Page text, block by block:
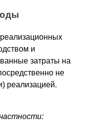
и
затраты на
не
реализацией.